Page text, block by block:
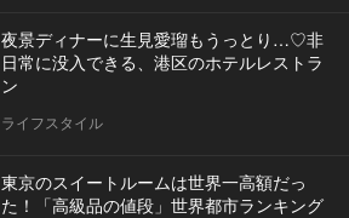
夜景ディナーに生見愛瑠もうっとり…♡非
日常に没入できる、港区のホテルレストラ
ン
ライフスタイル
東京のスイートルームは世界一高額だっ
た！「高級品の値段」世界都市ランキング